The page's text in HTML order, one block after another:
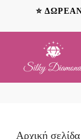
main
⭐
NEO:
Αρχική σελίδα